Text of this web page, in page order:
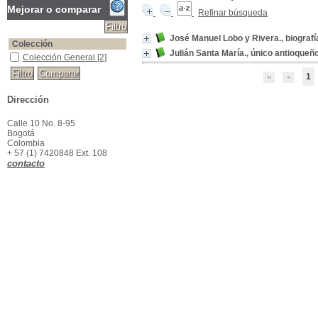
Refinar búsqueda
José Manuel Lobo y Rivera.,
Julián Santa María., único
1
Mejorar o comparar
Colección
Colección General
Colección General [2]
Dirección
Calle 10 No. 8-95
Bogotá
Colombia
+ 57 (1) 7420848 Ext. 108
contacto